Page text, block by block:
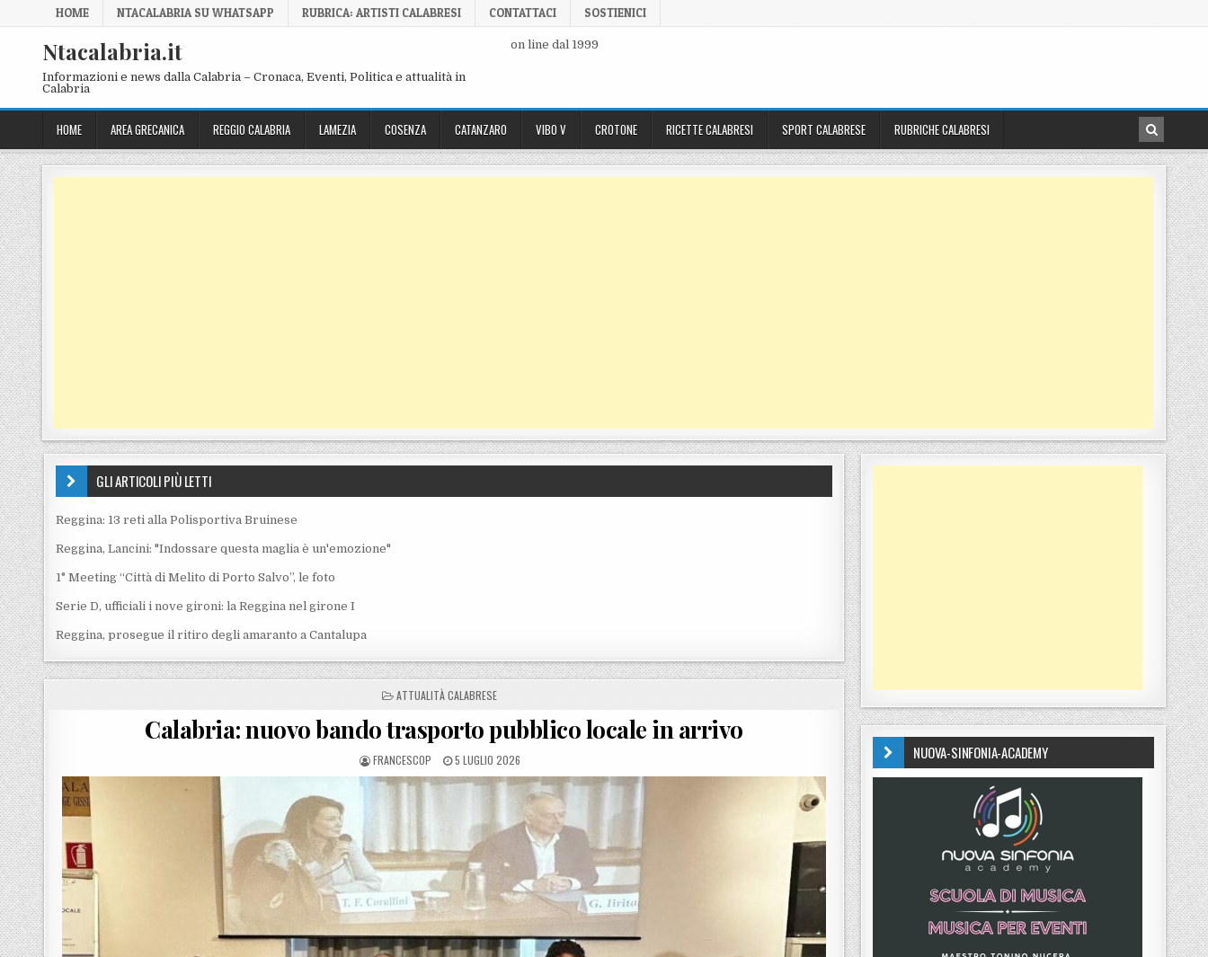
Skip to content
HOME NTACALABRIA SU WHATSAPP RUBRICA: ARTISTI CALABRESI CONTATTACI SOSTIENICI
Ntacalabria.it
Informazioni e news dalla Calabria – Cronaca, Eventi, Politica e attualità in
Calabria
on line dal 1999
HOME AREA GRECANICA REGGIO CALABRIA LAMEZIA COSENZA CATANZARO VIBO V CROTONE RICETTE CALABRESI SPORT CALABRESE RUBRICHE CALABRESI
GLI ARTICOLI PIÙ LETTI
Reggina: 13 reti alla Polisportiva Bruinese
Reggina, Lancini: "Indossare questa maglia è un'emozione"
1° Meeting “Città di Melito di Porto Salvo”, le foto
Serie D, ufficiali i nove gironi: la Reggina nel girone I
Reggina, prosegue il ritiro degli amaranto a Cantalupa
POSTED IN
ATTUALITÀ CALABRESE
Calabria: nuovo bando trasporto pubblico locale in arrivo
POSTED BY
FRANCESCOP POSTED ON
5 LUGLIO 2026 NUOVA-SINFONIA-ACADEMY